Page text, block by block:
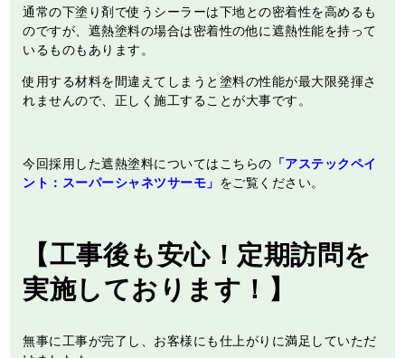
通常の下塗り剤で使うシーラーは下地との密着性を高めるも
のですが、遮熱塗料の場合は密着性の他に遮熱性能を持って
いるものもあります。
使用する材料を間違えてしまうと塗料の性能が最大限発揮さ
れませんので、正しく施工することが大事です。
今回採用した遮熱塗料についてはこちらの 「アステックペイ
ント：スーパーシャネツサーモ」 をご覧ください。
【工事後も安心！定期訪問を
実施しております！】
無事に工事が完了し、お客様にも仕上がりに満足していただ